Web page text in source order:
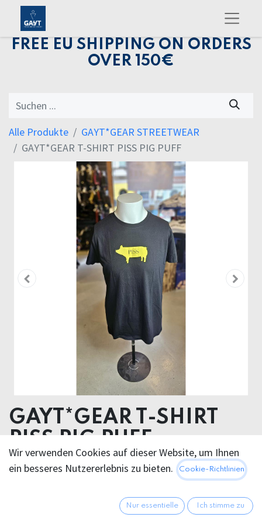
FREE EU SHIPPING ON ORDERS
OVER 150€
Alle Produkte
GAYT*GEAR STREETWEAR
GAYT*GEAR T-SHIRT PISS PIG PUFF
GAYT*GEAR T-SHIRT
PISS PIG PUFF
ORGANIC COTTON
Alle Preise inkl. MwSt.zzgl.
Wir verwenden Cookies auf dieser Website, um Ihnen
ein besseres Nutzererlebnis zu bieten.
Cookie-Richtlinien
Nur essentielle Ich stimme zu